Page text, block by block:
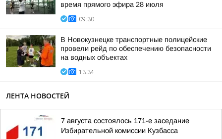
время прямого эфира 28 июля
09:30
В Новокузнецке транспортные полицейские
провели рейд по обеспечению безопасности
на водных объектах
13:34
ЛЕНТА НОВОСТЕЙ
7 августа состоялось 171-е заседание
Избирательной комиссии Кузбасса